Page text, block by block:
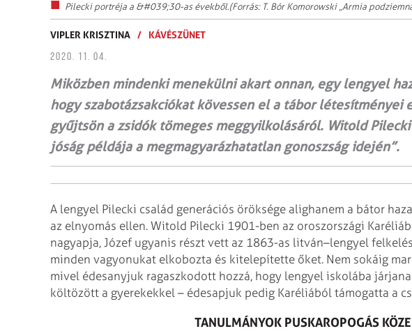
Pilecki portréja a &#039;30-as évekből.(Forrás: T. Bór Komorowski „Armia
VIPLER KRISZTINA / KÁVÉSZÜNET
2020. 11. 04.
Miközben mindenki menekülni akart onnan, egy lengyel
hogy szabotázsakciókat kövessen el a tábor létesítményei
gyűjtsön a zsidók tömeges meggyilkolásáról. Witold
jóság példája a megmagyarázhatatlan gonoszság idején”.
A lengyel Pilecki család generációs öröksége alighanem a bátor
az elnyomás ellen. Witold Pilecki 1901-ben az oroszországi
nagyapja, Józef ugyanis részt vett az 1863-as litván–lengyel
minden vagyonukat elkobozta és kitelepítette őket. Nem sokáig
mivel édesanyjuk ragaszkodott hozzá, hogy lengyel iskolába
költözött a gyerekekkel – édesapjuk pedig Karéliából támogatta a
TANULMÁNYOK PUSKAROPOGÁS